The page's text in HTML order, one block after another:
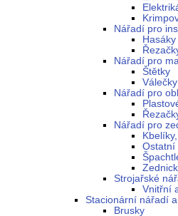
Nářadí pro
Hasáky
Nářadí pro
Štětky
Válečky
Nářadí pro
Nářadí pro
Ostatní
Strojařské
Vnitřní
Stacionární nářadí
Brusky